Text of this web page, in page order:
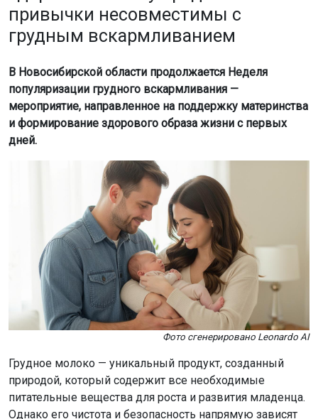
привычки несовместимы с
грудным вскармливанием
В Новосибирской области продолжается Неделя
популяризации грудного вскармливания —
мероприятие, направленное на поддержку материнства
и формирование здорового образа жизни с первых
дней.
Фото сгенерировано Leonardo AI
Грудное молоко — уникальный продукт, созданный
природой, который содержит все необходимые
питательные вещества для роста и развития младенца.
Однако его чистота и безопасность напрямую зависят